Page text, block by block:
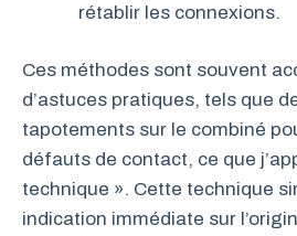
rétablir les connexions.
Ces méthodes sont souvent
d’astuces pratiques, tels que
tapotements sur le combiné
défauts de contact, ce que
technique ». Cette technique
indication immédiate sur